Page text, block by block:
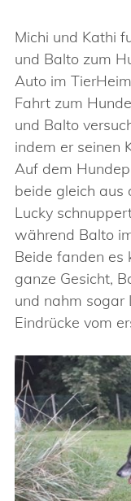
Michi und Kathi
und Balto zum
Auto im
Fahrt zum
und Balto
indem er seinen
Auf dem
beide gleich aus
Lucky
während Balto
Beide fanden es
ganze Gesicht,
und nahm sogar
Eindrücke vom